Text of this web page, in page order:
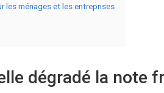
les ménages et les entreprises
dégradé la note